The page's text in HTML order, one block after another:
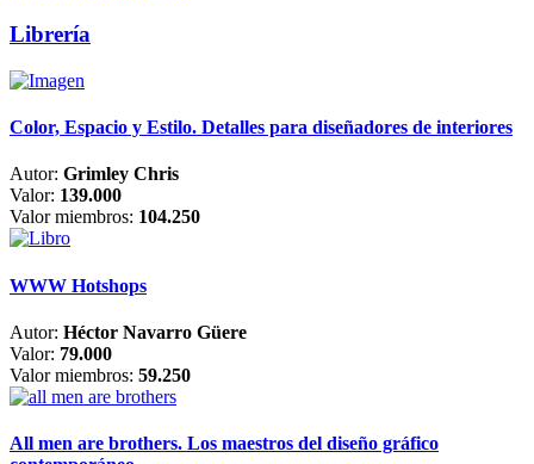
Librería
Color, Espacio y Estilo. Detalles para diseñadores de interiores
Autor: Grimley Chris
Valor: 139.000
Valor miembros: 104.250
WWW Hotshops
Autor: Héctor Navarro Güere
Valor: 79.000
Valor miembros: 59.250
All men are brothers. Los maestros del diseño gráfico